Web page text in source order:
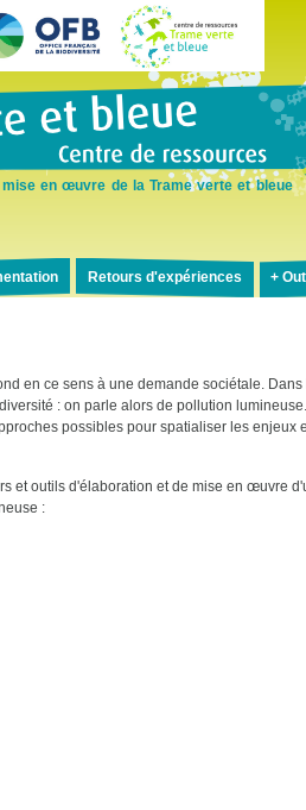
au
contenu
en œuvre de la Trame verte et bleue
Retours d'expériences
en ce sens à une demande sociétale. Dans
: on parle alors de pollution lumineuse.
possibles pour spatialiser les enjeux
et outils d'élaboration et de mise en œuvre
: